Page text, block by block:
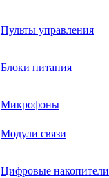
Пульты управления
Блоки питания
Микрофоны
Модули связи
Цифровые накопители